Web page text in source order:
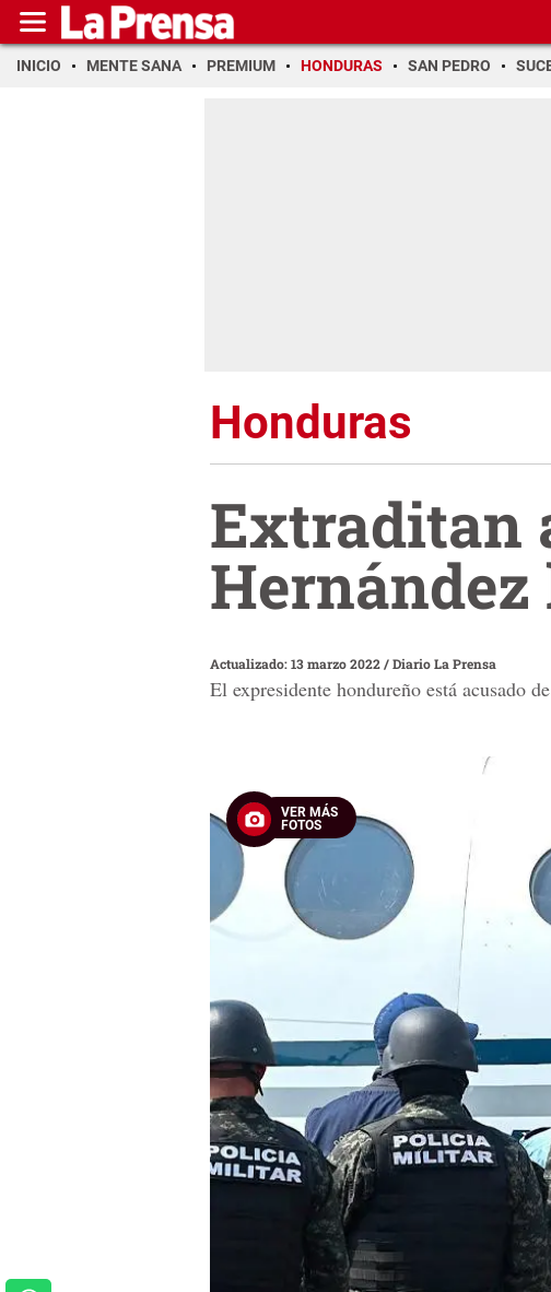
INICIO MENTE SANA PREMIUM HONDURAS SAN PEDRO
Honduras
Extraditan
Actualizado: 13 marzo 2022/Diario La Prensa
El expresidente hondureño está acusado
VER MÁS
FOTOS